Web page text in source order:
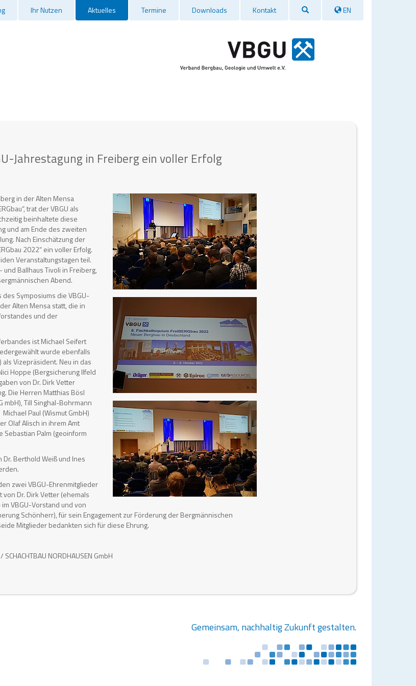
Ihr Nutzen Aktuelles Termine Downloads Kontakt Suche EN
Jahrestagung in Freiberg ein voller Erfolg
in der Alten Mensa
trat der VBGU als
beinhaltete diese
und am Ende des zweiten
Nach Einschätzung der
2022“ ein voller Erfolg.
Veranstaltungstagen teil.
Ballhaus Tivoli in Freiberg,
Abend.
Symposiums die VBGU-
Alten Mensa statt, die in
und der
ist Michael Seifert
wurde ebenfalls
als Vizepräsident. Neu in das
Hoppe (Bergsicherung Ilfeld
von Dr. Dirk Vetter
Die Herren Matthias Bösl
mbH), Till Singhal-Bohrmann
Paul (Wismut GmbH)
Olaf Alisch in ihrem Amt
Sebastian Palm (geoinform
Berthold Weiß und Ines
zwei VBGU-Ehrenmitglieder
Dr. Dirk Vetter (ehemals
VBGU-Vorstand und von
Schönherr), für sein Engagement zur Förderung der Bergmännischen
Mitglieder bedankten sich für diese Ehrung.
NORDHAUSEN GmbH
Gemeinsam, nachhaltig Zukunft gestalten.